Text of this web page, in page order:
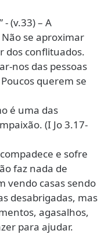
(v.33) – A
se aproximar
dos conflituados.
nos das pessoas
querem se
é uma das
(I Jo 3.17-
e sofre
faz nada de
vendo casas sendo
desabrigadas, mas
agasalhos,
para ajudar.